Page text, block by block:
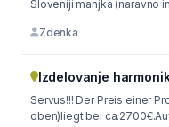
Sloveniji manjka (naravno
Zdenka
Izdelovanje
Servus!!! Der Preis einer
oben)liegt bei